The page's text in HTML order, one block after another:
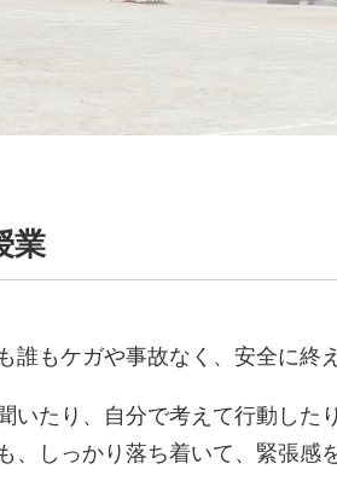
業
誰もケガや事故なく、安全に終
いたり、自分で考えて行動した
、しっかり落ち着いて、緊張感